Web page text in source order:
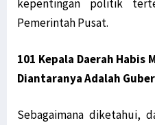
kepentingan politik
Pemerintah Pusat.
101 Kepala Daerah Habis
Diantaranya Adalah
Sebagaimana diketahui,